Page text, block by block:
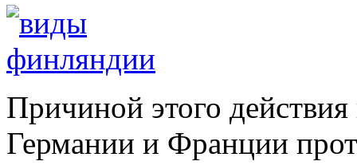
Причиной этого
Германии и Франции